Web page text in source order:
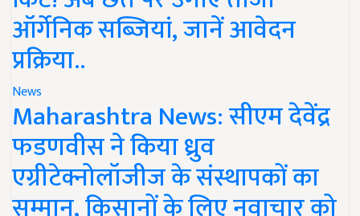
ऑर्गेनिक सब्जियां, जानें आवेदन
प्रक्रिया..
News
Maharashtra News: सीएम देवेंद्र
फडणवीस ने किया ध्रुव
एग्रीटेक्नोलॉजीज के संस्थापकों का